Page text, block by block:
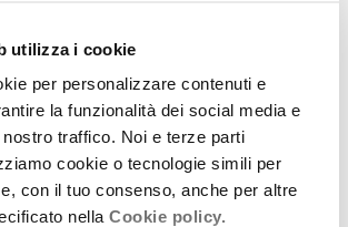
utilizza i cookie
per personalizzare contenuti e
la funzionalità dei social media e
traffico. Noi e terze parti
cookie o tecnologie simili per
con il tuo consenso, anche per altre
nella Cookie policy.
di Hamlets and villages